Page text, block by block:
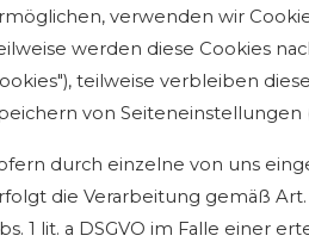
verwenden wir
werden diese Cookies
teilweise verbleiben
von Seiteneinstellungen
durch einzelne von uns
die Verarbeitung gemäß Art.
1 lit. a DSGVO im Falle einer